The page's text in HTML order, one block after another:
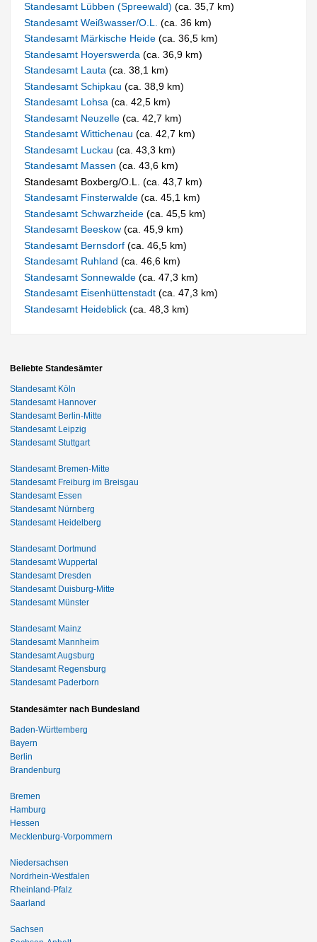
Standesamt Lübben (Spreewald)(ca. 35,7 km)
Standesamt Weißwasser/O.L.(ca. 36 km)
Standesamt Märkische Heide(ca. 36,5 km)
Standesamt Hoyerswerda(ca. 36,9 km)
Standesamt Lauta(ca. 38,1 km)
Standesamt Schipkau(ca. 38,9 km)
Standesamt Lohsa(ca. 42,5 km)
Standesamt Neuzelle(ca. 42,7 km)
Standesamt Wittichenau(ca. 42,7 km)
Standesamt Luckau(ca. 43,3 km)
Standesamt Massen(ca. 43,6 km)
Standesamt Boxberg/O.L. (ca. 43,7 km)
Standesamt Finsterwalde(ca. 45,1 km)
Standesamt Schwarzheide(ca. 45,5 km)
Standesamt Beeskow(ca. 45,9 km)
Standesamt Bernsdorf(ca. 46,5 km)
Standesamt Ruhland(ca. 46,6 km)
Standesamt Sonnewalde(ca. 47,3 km)
Standesamt Eisenhüttenstadt(ca. 47,3 km)
Standesamt Heideblick(ca. 48,3 km)
Beliebte Standesämter
Standesamt Köln
Standesamt Hannover
Standesamt Berlin-Mitte
Standesamt Leipzig
Standesamt Stuttgart
Standesamt Bremen-Mitte
Standesamt Freiburg im Breisgau
Standesamt Essen
Standesamt Nürnberg
Standesamt Heidelberg
Standesamt Dortmund
Standesamt Wuppertal
Standesamt Dresden
Standesamt Duisburg-Mitte
Standesamt Münster
Standesamt Mainz
Standesamt Mannheim
Standesamt Augsburg
Standesamt Regensburg
Standesamt Paderborn
Standesämter nach Bundesland
Baden-Württemberg
Bayern
Berlin
Brandenburg
Bremen
Hamburg
Hessen
Mecklenburg-Vorpommern
Niedersachsen
Nordrhein-Westfalen
Rheinland-Pfalz
Saarland
Sachsen